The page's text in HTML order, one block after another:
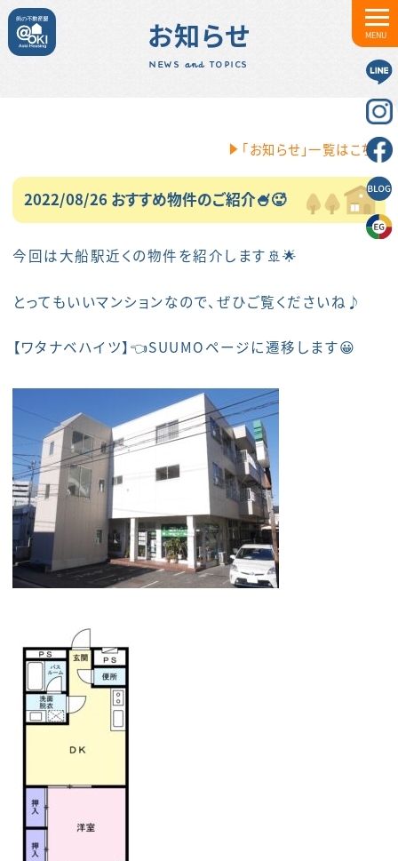
MENU
お知らせ
NEWS and TOPICS
「お知らせ」一覧はこちら
2022/08/26 おすすめ物件のご紹介🍧🥵
今回は大船駅近くの物件を紹介します🚢🌟
とってもいいマンションなので、ぜひご覧くださいね♪
【ワタナベハイツ】👈SUUMOページに遷移します😀